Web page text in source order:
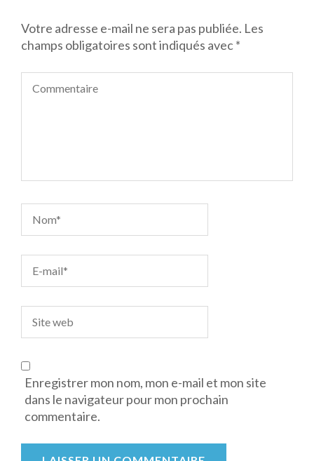
Votre adresse e-mail ne sera pas publiée. Les
champs obligatoires sont indiqués avec*
Enregistrer mon nom, mon e-mail et mon site
dans le navigateur pour mon prochain
commentaire.